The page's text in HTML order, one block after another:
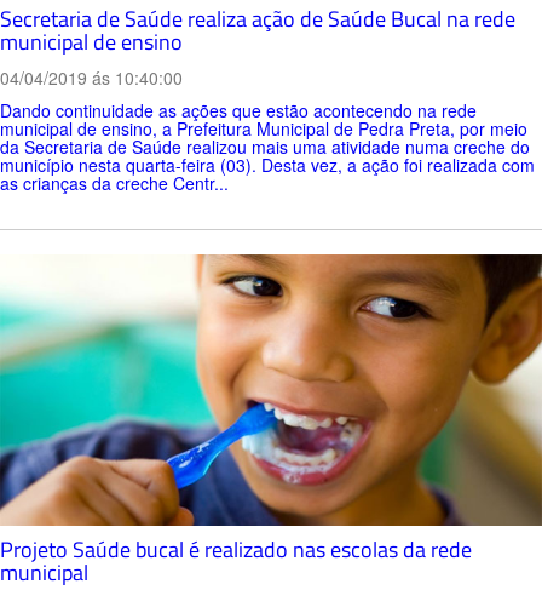
Secretaria de Saúde realiza ação de Saúde Bucal na rede
municipal de ensino
04/04/2019 ás 10:40:00
Dando continuidade as ações que estão acontecendo na rede
municipal de ensino, a Prefeitura Municipal de Pedra Preta, por meio
da Secretaria de Saúde realizou mais uma atividade numa creche do
município nesta quarta-feira (03). Desta vez, a ação foi realizada com
as crianças da creche Centr...
Projeto Saúde bucal é realizado nas escolas da rede
municipal